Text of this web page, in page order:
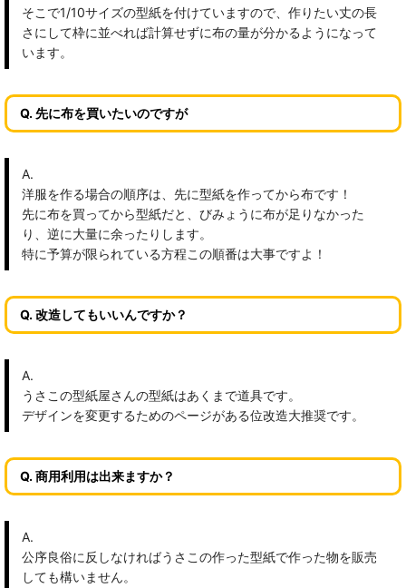
そこで1/10サイズの型紙を付けていますので、作りたい丈の長
さにして枠に並べれば計算せずに布の量が分かるようになって
います。
Q. 先に布を買いたいのですが
A.
洋服を作る場合の順序は、先に型紙を作ってから布です！
先に布を買ってから型紙だと、びみょうに布が足りなかった
り、逆に大量に余ったりします。
特に予算が限られている方程この順番は大事ですよ！
Q. 改造してもいいんですか？
A.
うさこの型紙屋さんの型紙はあくまで道具です。
デザインを変更するためのページがある位改造大推奨です。
Q. 商用利用は出来ますか？
A.
公序良俗に反しなければうさこの作った型紙で作った物を販売
しても構いません。